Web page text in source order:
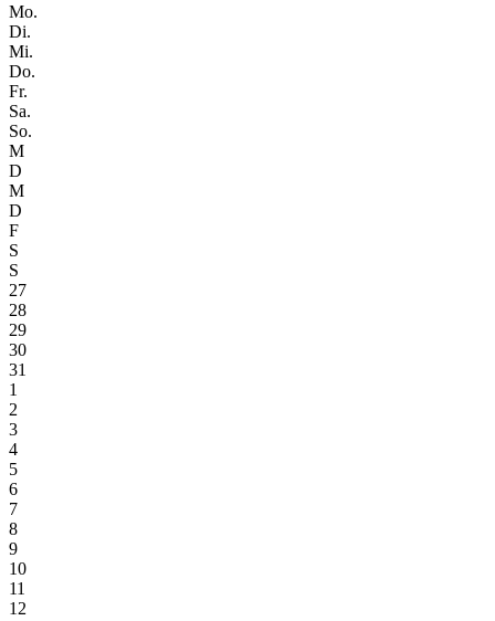
Mo.
Di.
Mi.
Do.
Fr.
Sa.
So.
M
D
M
D
F
S
S
27
28
29
30
31
1
2
3
4
5
6
7
8
9
10
11
12